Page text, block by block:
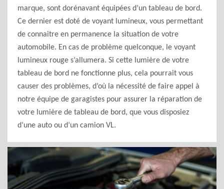
marque, sont dorénavant équipées d’un tableau de bord.
Ce dernier est doté de voyant lumineux, vous permettant
de connaitre en permanence la situation de votre
automobile. En cas de problème quelconque, le voyant
lumineux rouge s’allumera. Si cette lumière de votre
tableau de bord ne fonctionne plus, cela pourrait vous
causer des problèmes, d’où la nécessité de faire appel à
notre équipe de garagistes pour assurer la réparation de
votre lumière de tableau de bord, que vous disposiez
d’une auto ou d’un camion VL.